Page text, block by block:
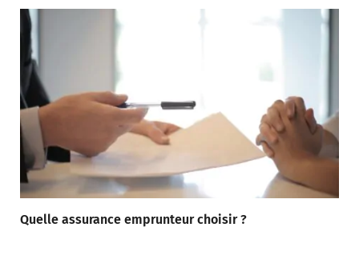
Quelle assurance emprunteur choisir ?